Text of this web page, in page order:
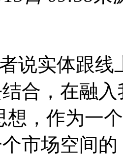
说实体跟线
合，在融
想，作为一
市场空间